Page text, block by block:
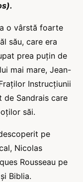
o vârstă foarte
său, care era
prea puțin de
mai mare, Jean-
Instrucțiunii
de Sandrais care
săi.
pe
Nicolas
Rousseau pe
Biblia.